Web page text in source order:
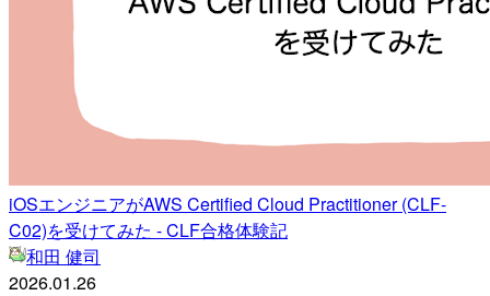
iOSエンジニアがAWS Certified Cloud Practitioner (CLF-
C02)を受けてみた - CLF合格体験記
和田 健司
2026.01.26